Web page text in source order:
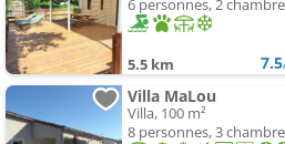
6 personnes, 2
5.5 km 7.5
Villa MaLou
Villa, 100 m²
8 personnes, 3